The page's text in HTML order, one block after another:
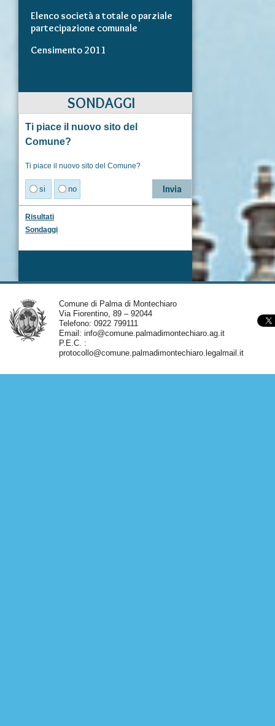
Elenco società a totale o parziale
partecipazione comunale
Censimento 2011
SONDAGGI
Ti piace il nuovo sito del
Comune?
Ti piace il nuovo sito del Comune?
si no
Risultati
Sondaggi
Comune di Palma di Montechiaro
Via Fiorentino, 89 – 92044
Telefono: 0922 799111
Email: info@comune.palmadimontechiaro.ag.it
P.E.C. :
protocollo@comune.palmadimontechiaro.legalmail.it